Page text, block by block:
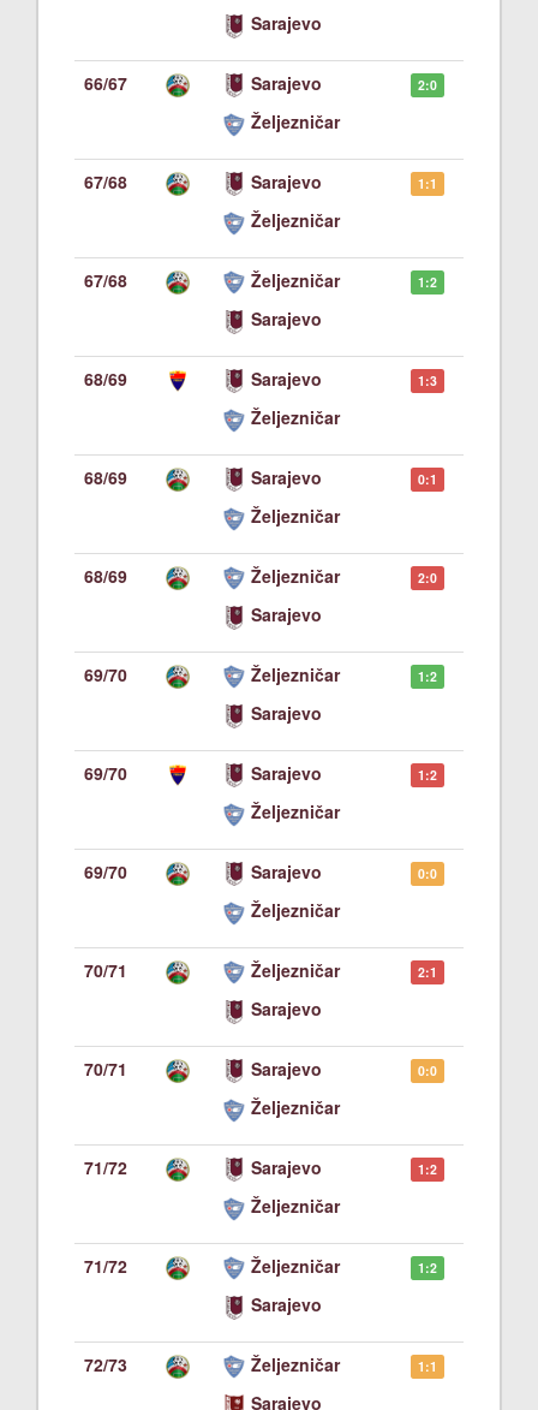
Sarajevo
66/67
Sarajevo
Željezničar
2:0
67/68
Sarajevo
Željezničar
1:1
67/68
Željezničar
Sarajevo
1:2
68/69
Sarajevo
Željezničar
1:3
68/69
Sarajevo
Željezničar
0:1
68/69
Željezničar
Sarajevo
2:0
69/70
Željezničar
Sarajevo
1:2
69/70
Sarajevo
Željezničar
1:2
69/70
Sarajevo
Željezničar
0:0
70/71
Željezničar
Sarajevo
2:1
70/71
Sarajevo
Željezničar
0:0
71/72
Sarajevo
Željezničar
1:2
71/72
Željezničar
Sarajevo
1:2
72/73
Željezničar
Sarajevo
1:1